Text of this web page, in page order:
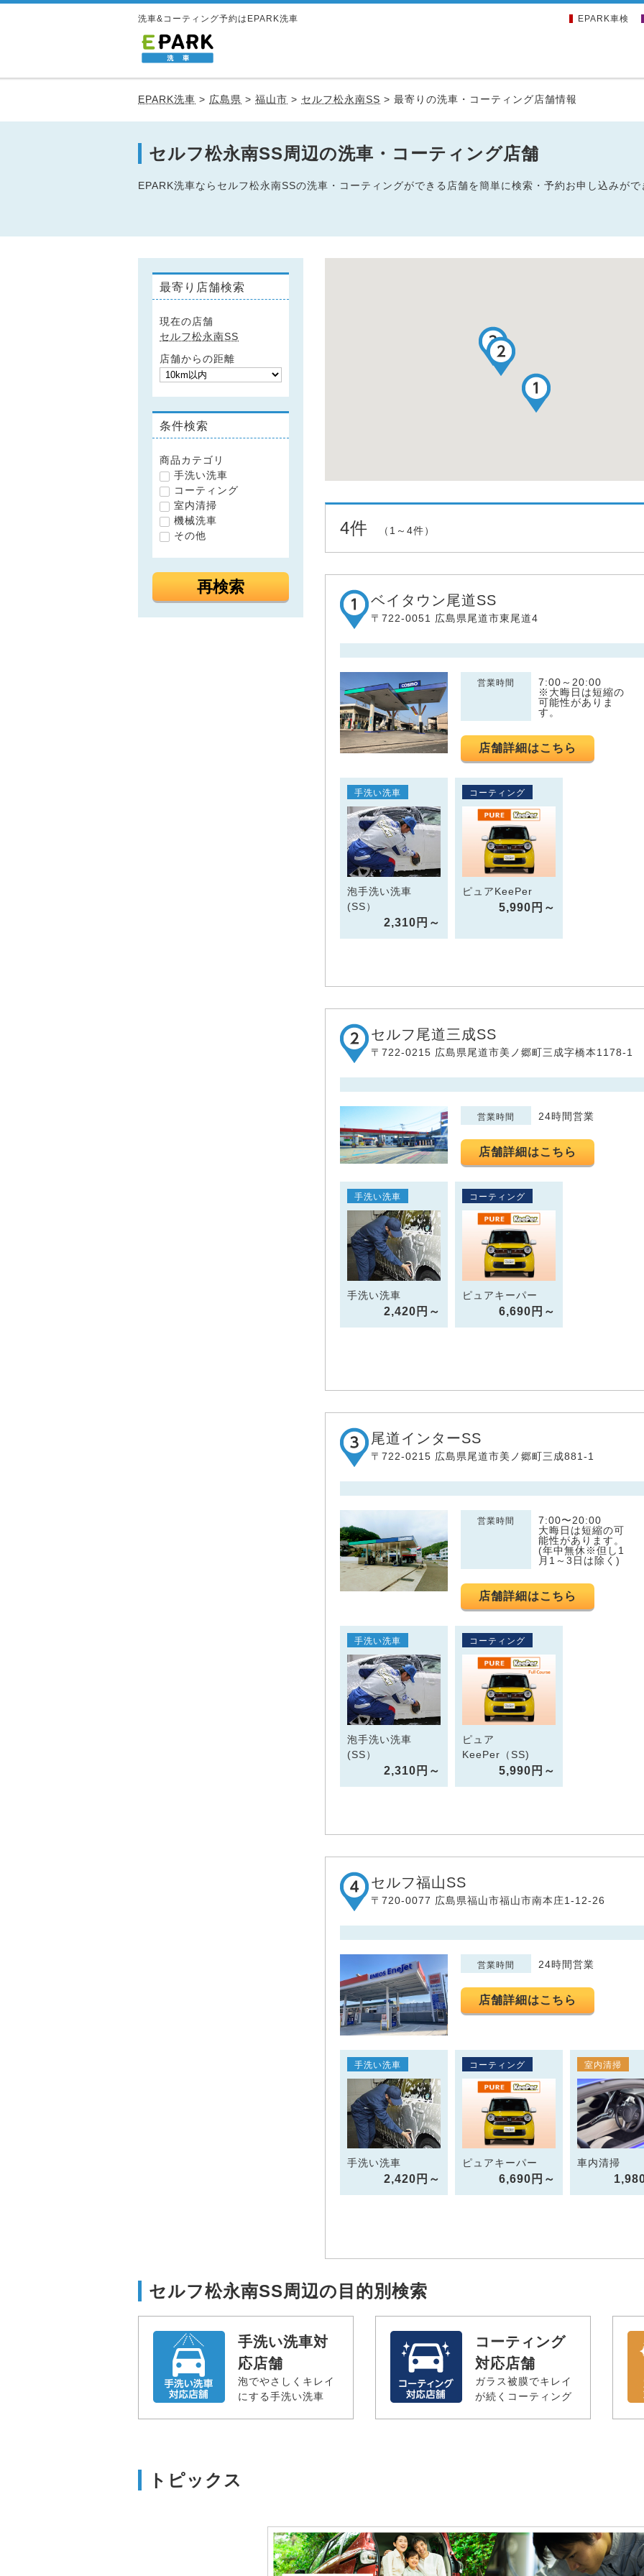
洗車&コーティング予約はEPARK洗車 EPARK車検
EPARK洗車 > 広島県 > 福山市 > セルフ松永南SS > 最寄りの洗車・コーティング店舗情報
セルフ松永南SS周辺の洗車・コーティング店舗
EPARK洗車ならセルフ松永南SSの洗車・コーティングができる店舗を簡単に検索・予約お申し込みがで
最寄り店舗検索
現在の店舗
セルフ松永南SS
店舗からの距離
条件検索
商品カテゴリ
手洗い洗車
コーティング
室内清掃
機械洗車
その他
再検索
4件 （1～4件）
ベイタウン尾道SS
〒722-0051 広島県尾道市東尾道4
営業時間
7:00～20:00
※大晦日は短縮の
可能性がありま
す。
店舗詳細はこちら
手洗い洗車
泡手洗い洗車
(SS）
2,310円～
コーティング
ピュアKeePer
5,990円～
セルフ尾道三成SS
〒722-0215 広島県尾道市美ノ郷町三成字橋本1178-1
営業時間 24時間営業
店舗詳細はこちら
手洗い洗車
手洗い洗車
2,420円～
コーティング
ピュアキーパー
6,690円～
尾道インターSS
〒722-0215 広島県尾道市美ノ郷町三成881-1
営業時間
7:00〜20:00
大晦日は短縮の可
能性があります。
(年中無休※但し1
月1～3日は除く)
店舗詳細はこちら
手洗い洗車
泡手洗い洗車
(SS）
2,310円～
コーティング
ピュア
KeePer（SS)
5,990円～
セルフ福山SS
〒720-0077 広島県福山市福山市南本庄1-12-26
営業時間 24時間営業
店舗詳細はこちら
手洗い洗車
手洗い洗車
2,420円～
コーティング
ピュアキーパー
6,690円～
室内清掃
車内清掃
セルフ松永南SS周辺の目的別検索
手洗い洗車対
応店舗
泡でやさしくキレイ
にする手洗い洗車
コーティング
対応店舗
ガラス被膜でキレイ
が続くコーティング
トピックス